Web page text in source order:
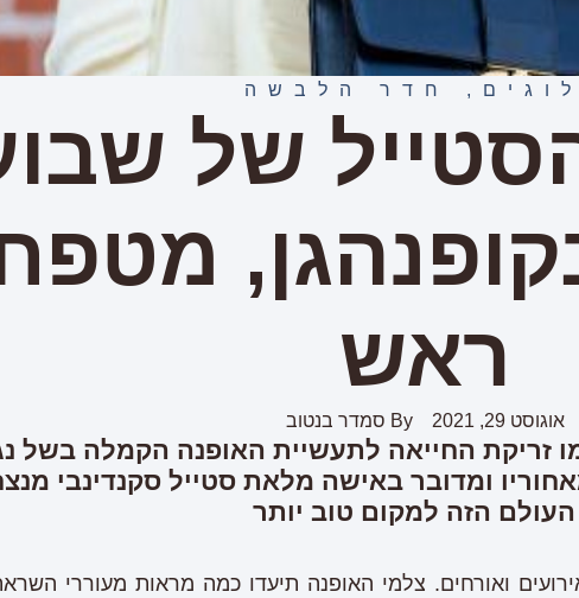
, חדר הלבשה
של
ראש
אוגוסט 29, 2021 By סמדר בנטוב
זריקת החייאה לתעשיית האופנה הקמלה בשל
ומדובר באישה מלאת סטייל סקנדינבי
הזה למקום טוב יותר
ואורחים. צלמי האופנה תיעדו כמה מראות מעוררי